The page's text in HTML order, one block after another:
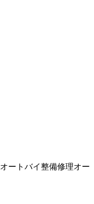
オートバイ整備修理オー